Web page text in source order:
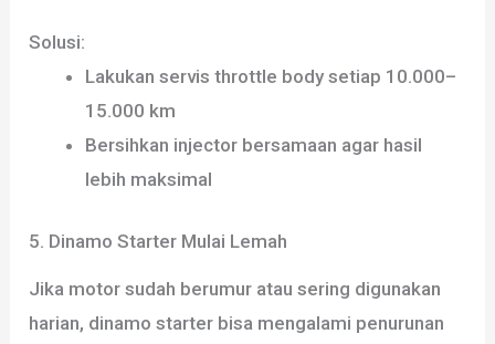
Solusi:
Lakukan servis throttle body setiap 10.000–
15.000 km
Bersihkan injector bersamaan agar hasil
lebih maksimal
5. Dinamo Starter Mulai Lemah
Jika motor sudah berumur atau sering digunakan
harian, dinamo starter bisa mengalami penurunan